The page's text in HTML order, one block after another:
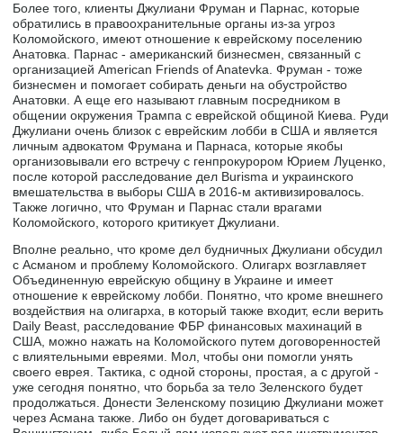
Более того, клиенты Джулиани Фруман и Парнас, которые
обратились в правоохранительные органы из-за угроз
Коломойского, имеют отношение к еврейскому поселению
Анатовка. Парнас - американский бизнесмен, связанный с
организацией American Friends of Anatevka. Фруман - тоже
бизнесмен и помогает собирать деньги на обустройство
Анатовки. А еще его называют главным посредником в
общении окружения Трампа с еврейской общиной Киева. Руди
Джулиани очень близок с еврейским лобби в США и является
личным адвокатом Фрумана и Парнаса, которые якобы
организовывали его встречу с генпрокурором Юрием Луценко,
после которой расследование дел Burisma и украинского
вмешательства в выборы США в 2016-м активизировалось.
Также логично, что Фруман и Парнас стали врагами
Коломойского, которого критикует Джулиани.
Вполне реально, что кроме дел будничных Джулиани обсудил
с Асманом и проблему Коломойского. Олигарх возглавляет
Объединенную еврейскую общину в Украине и имеет
отношение к еврейскому лобби. Понятно, что кроме внешнего
воздействия на олигарха, в который также входит, если верить
Daily Beast, расследование ФБР финансовых махинаций в
США, можно нажать на Коломойского путем договоренностей
с влиятельными евреями. Мол, чтобы они помогли унять
своего еврея. Тактика, с одной стороны, простая, а с другой -
уже сегодня понятно, что борьба за тело Зеленского будет
продолжаться. Донести Зеленскому позицию Джулиани может
через Асмана также. Либо он будет договариваться с